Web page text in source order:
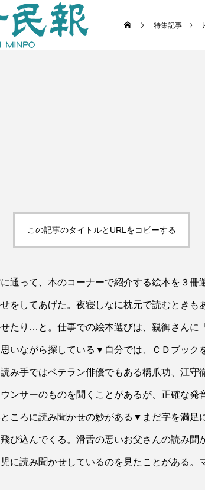
特集記事
この記事のタイトルとURLをコピーする
通って、本のコーナーで紹介する絵本を３冊
をしてあげた。夜寝しなに枕元で読むときも
たり…と。仕事での絵本選びは、親御さんに
いながら探している▼自分では、ＣＤブック
み手ではベテラン俳優でもある橋爪功、江守
ンサーのものを聞くことがあるが、正確な発
ころに読み聞かせの妙がある▼まだ字を満足
び込んでくる。滑舌の悪いお父さんの読み聞
に読み聞かせしているのを見たことがある。